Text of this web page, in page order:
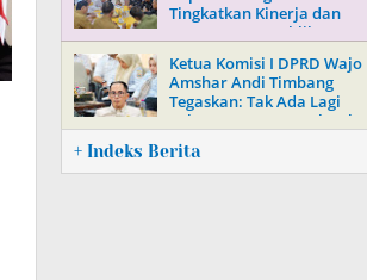
Tingkatkan Kinerja dan
Kepercayaan Publik
Ketua Komisi I DPRD Wajo
Amshar Andi Timbang
Tegaskan: Tak Ada Lagi
“Oknum” Atur Proyek Tahun
2026
+ Indeks Berita